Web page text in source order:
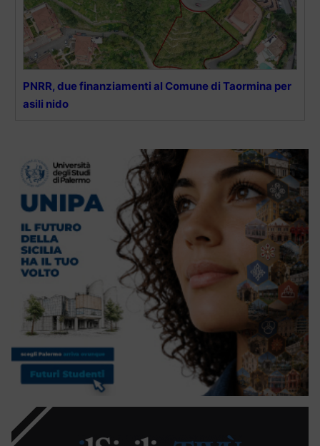
PNRR, due finanziamenti al Comune di Taormina per
asili nido